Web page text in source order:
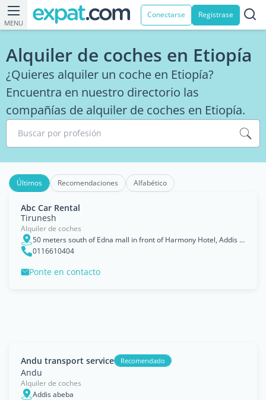
MENU
Conectarse Registrase
Alquiler de coches en Etiopía
¿Quieres alquiler un coche en Etiopía?
Encuentra en nuestro directorio las
compañías de alquiler de coches en Etiopía.
Buscar por profesión
Últimos Recomendaciones Alfabético
Abc Car Rental
Tirunesh
Alquiler de coches
50 meters south of Edna mall in front of Harmony Hotel, Addis Ababa, Adis Abeba
0116610404
Ponte en contacto
Andu transport service Recomendado
Andu
Alquiler de coches
Addis abeba